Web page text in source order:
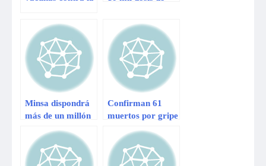
Lambayeque
gripe para niños
Minsa dispondrá
más de un millón
gripe AH1N1
Confirman 61
muertos por gripe